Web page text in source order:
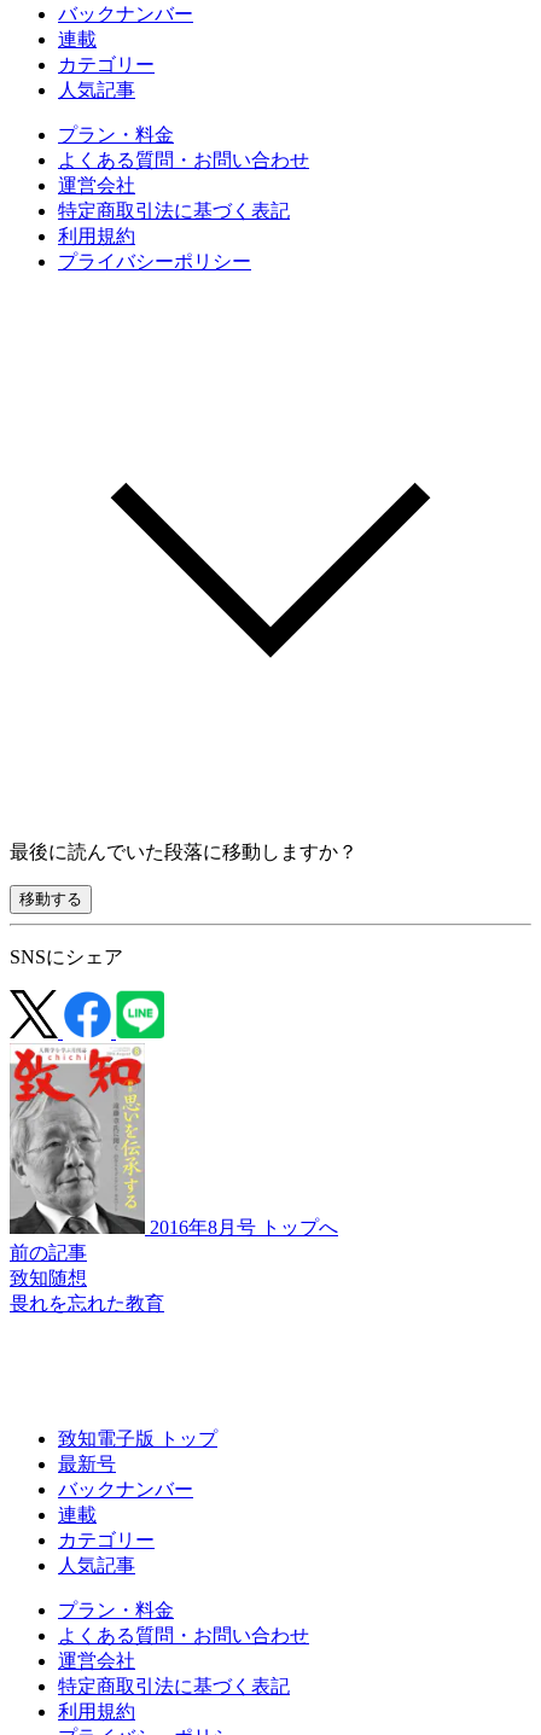
バックナンバー
連載
カテゴリー
人気記事
プラン・料金
よくある質問・お問い合わせ
運営会社
特定商取引法に基づく表記
利用規約
プライバシーポリシー
最後に読んでいた段落に移動しますか？
移動する
SNSにシェア
2016年8月号 トップへ
前の記事
致知随想
畏れを忘れた教育
致知電子版 トップ
最新号
バックナンバー
連載
カテゴリー
人気記事
プラン・料金
よくある質問・お問い合わせ
運営会社
特定商取引法に基づく表記
利用規約